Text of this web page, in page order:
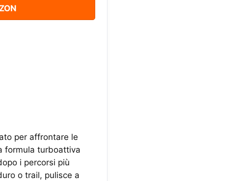
per affrontare le
formula turboattiva
i percorsi più
o trail, pulisce a